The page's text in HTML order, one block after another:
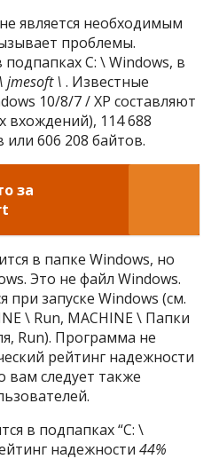
является необходимым
проблемы.
C: \ Windows, в
jmesoft \ . Известные
10/8/7 / XP составляют
вхождений), 114 688
или 606 208 байтов.
за
в папке Windows, но
Это не файл Windows.
при запуске Windows (см.
\ Run, MACHINE \ Папки
Run). Программа не
рейтинг надежности
вам следует также
в подпапках “C: \
надежности44%